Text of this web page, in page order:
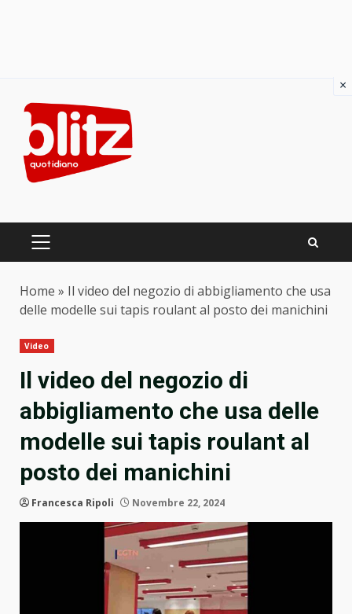
content
PRIMARY
Home » Il video del negozio di abbigliamento che usa
delle modelle sui tapis roulant al posto dei manichini
Video
Il video del negozio di
abbigliamento che usa delle
modelle sui tapis roulant al
posto dei manichini
Francesca Ripoli Novembre 22, 2024
×